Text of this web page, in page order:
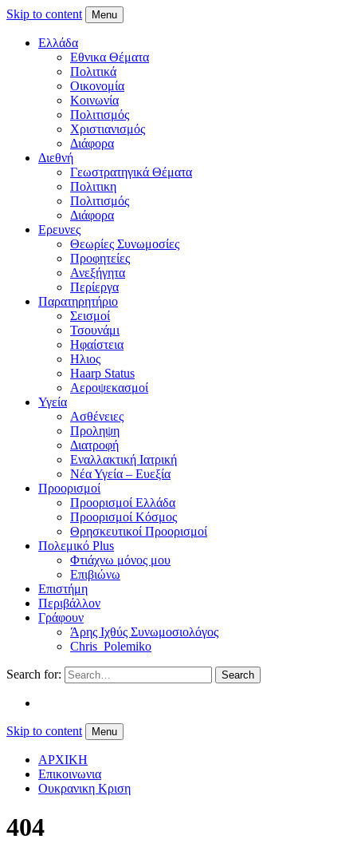
Skip to content Menu
Ελλάδα
Εθνικα Θέματα
Πολιτικά
Οικονομία
Κοινωνία
Πολιτισμός
Χριστιανισμός
Διάφορα
Διεθνή
Γεωστρατηγικά Θέματα
Πολιτικη
Πολιτισμός
Διάφορα
Ερευνες
Θεωρίες Συνωμοσίες
Προφητείες
Ανεξήγητα
Περίεργα
Παρατηρητήριο
Σεισμοί
Τσουνάμι
Ηφαίστεια
Ηλιος
Haarp Status
Αεροψεκασμοί
Υγεία
Ασθένειες
Προληψη
Διατροφή
Εναλλακτική Ιατρική
Νέα Υγεία – Ευεξία
Προορισμοί
Προορισμοί Ελλάδα
Προορισμοί Κόσμος
Θρησκευτικοί Προορισμοί
Πολεμικό Plus
Φτιάχνω μόνος μου
Επιβιώνω
Επιστήμη
Περιβάλλον
Γράφουν
Άρης Ιχθύς Συνωμοσιολόγος
Chris_Polemiko
Search for: Search
Skip to content Menu
ΑΡΧΙΚΗ
Επικοινωνια
Ουκρανικη Κριση
404